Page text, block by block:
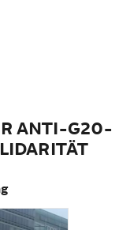
ANTI-G20-